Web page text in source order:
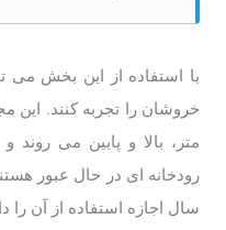
با استفاده از این بخش می
متر، بالا و پایین می روند
سال اجازه استفاده از آن را